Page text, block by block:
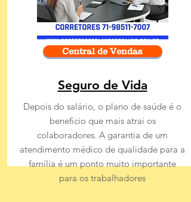
Central de Vendas
Seguro de Vida
Depois do salário, o plano de saúde é o
benefício que mais atrai os
colaboradores. A garantia de um
atendimento médico de qualidade para a
família é um ponto muito importante
para os trabalhadores